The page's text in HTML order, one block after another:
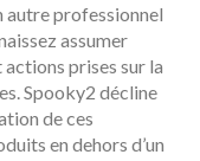
autre professionnel
assumer
prises sur la
Spooky2 décline
de ces
en dehors d’un